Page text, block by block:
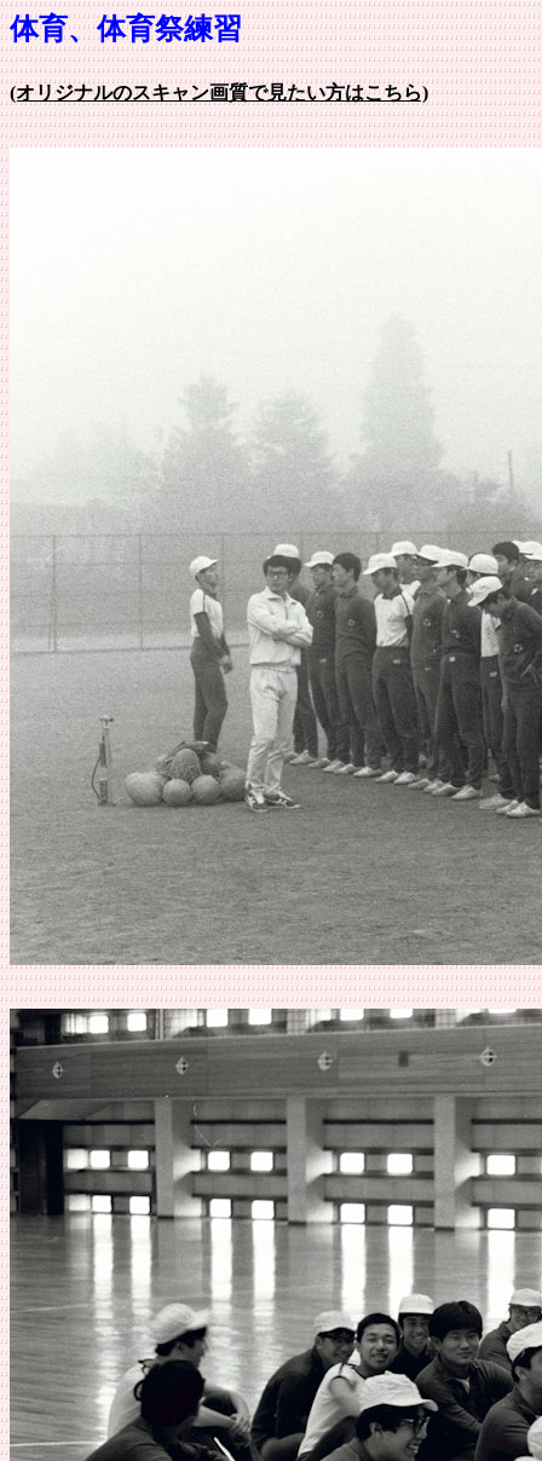
体育、体育祭練習
(オリジナルのスキャン画質で見たい方はこちら)